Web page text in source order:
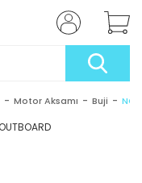
Motor Aksamı Buji